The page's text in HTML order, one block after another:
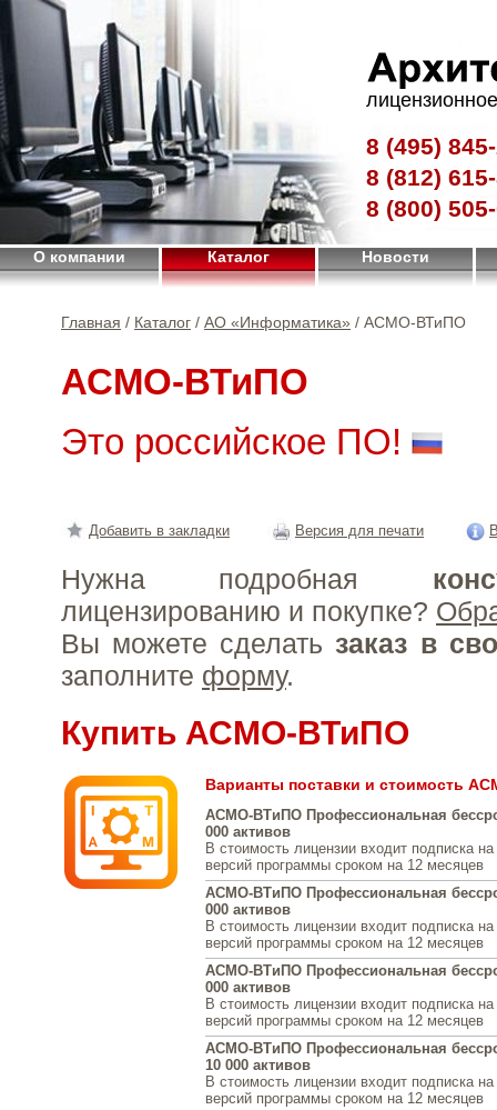
8 (495)
8 (812)
8 (800)
О компании Каталог Новости
Главная / Каталог / АО «Информатика» / АСМО-ВТиПО
АСМО-ВТиПО
Это российское ПО!
Добавить в закладки Версия для печати
Нужна подробная
лицензированию и покупке?
Вы можете сделать заказ в
заполните форму.
Купить АСМО-ВТиПО
Варианты поставки и стоимость
АСМО-ВТиПО Профессиональная
000 активов
В стоимость лицензии входит подписка
версий программы сроком на 12 месяцев
АСМО-ВТиПО Профессиональная
000 активов
В стоимость лицензии входит подписка
версий программы сроком на 12 месяцев
АСМО-ВТиПО Профессиональная
000 активов
В стоимость лицензии входит подписка
версий программы сроком на 12 месяцев
АСМО-ВТиПО Профессиональная
10 000 активов
В стоимость лицензии входит подписка
версий программы сроком на 12 месяцев